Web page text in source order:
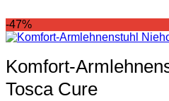
-47%
Komfort-
Tosca Cure